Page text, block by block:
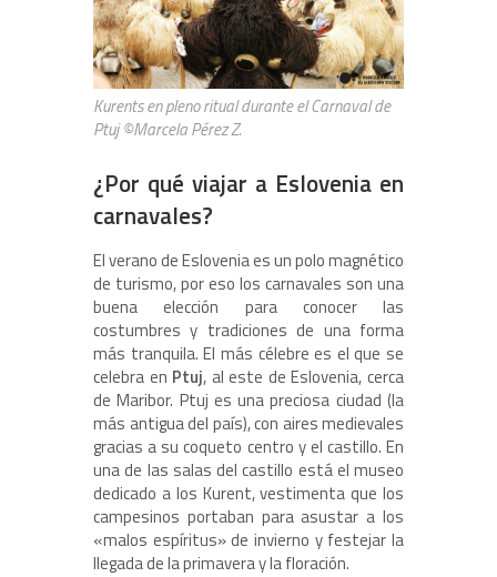
Kurents en pleno ritual durante el Carnaval de
Ptuj ©Marcela Pérez Z.
¿Por qué viajar a Eslovenia en
carnavales?
El verano de Eslovenia es un polo magnético
de turismo, por eso los carnavales son una
buena elección para conocer las
costumbres y tradiciones de una forma
más tranquila. El más célebre es el que se
celebra en Ptuj, al este de Eslovenia, cerca
de Maribor. Ptuj es una preciosa ciudad (la
más antigua del país), con aires medievales
gracias a su coqueto centro y el castillo. En
una de las salas del castillo está el museo
dedicado a los Kurent, vestimenta que los
campesinos portaban para asustar a los
«malos espíritus» de invierno y festejar la
llegada de la primavera y la floración.